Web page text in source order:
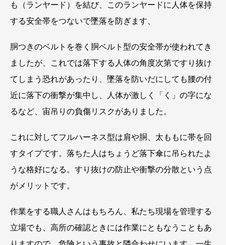
も（ランヤード）を結び、このランヤードに人体を保持
する安全帯をつないで墜落を防ぎます、
胴つきのベルトを巻く胴ベルト型の安全帯が使われてき
ましたが、これでは落下する人体の角度次第ですり抜け
てしまう恐れがあったり、墜落を防いだにしても腰の付
近に落下の衝撃が集中し、人体が激しく「く」の字にな
るなど、宙吊りの負傷リスクがありました。
これに対してフルハーネス型は肩や胴、太ももに帯を回
すタイプです。落ちた人はちょうど落下傘に吊られたよ
うな格好になる。すり抜けの防止や衝撃の分散という点
がメリットです。
作業をする職人さんはもちろん、私たち現場を管理する
立場でも、高所の確認ときには作業にともなうこともあ